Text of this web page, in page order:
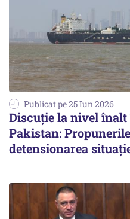
Publicat pe 25 Iun 2026
Discuție la nivel
Pakistan:
detensionarea